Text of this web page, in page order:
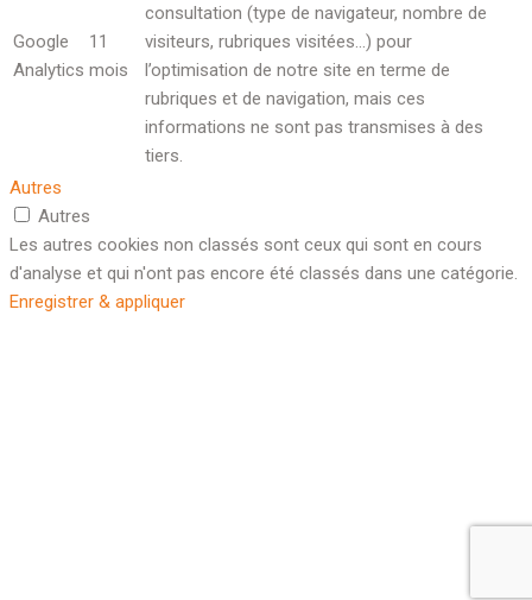
Google
Analytics
11
mois
consultation (type de navigateur, nombre de
visiteurs, rubriques visitées…) pour
l’optimisation de notre site en terme de
rubriques et de navigation, mais ces
informations ne sont pas transmises à des
tiers.
Autres
Autres
Les autres cookies non classés sont ceux qui sont en cours
d'analyse et qui n'ont pas encore été classés dans une catégorie.
Enregistrer & appliquer